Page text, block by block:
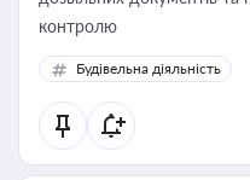
контролю
Будівельна діяльність